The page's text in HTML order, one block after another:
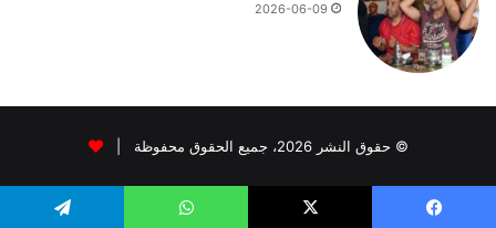
2026-06-09
© حقوق النشر 2026، جميع الحقوق محفوظة |